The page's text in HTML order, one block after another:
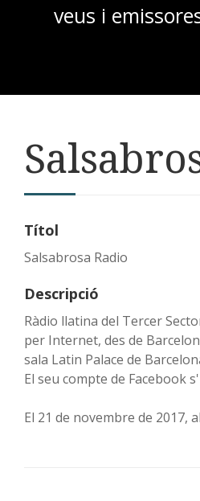
veus i
Títol
Salsabrosa Radio
Descripció
Ràdio llatina del Tercer
per Internet, des de
sala Latin Palace de
El seu compte de Facebook
El 21 de novembre de 2017,